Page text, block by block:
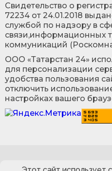
Cвидетельство о
72234 от 24.01.2018
службой по надзору в
связи,информационных
коммуникаций
ООО «Татарстан 24»
для персонализации
удобства пользования
отключить
настройках вашего